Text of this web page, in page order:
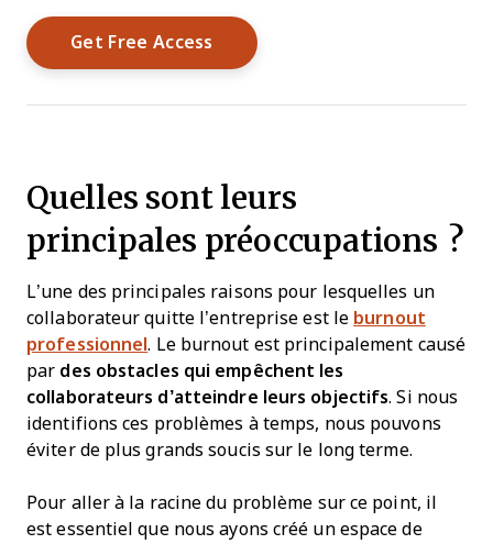
Quelles sont leurs
principales préoccupations ?
L’une des principales raisons pour lesquelles un
collaborateur quitte l’entreprise est le burnout
professionnel. Le burnout est principalement causé
par des obstacles qui empêchent les
collaborateurs d’atteindre leurs objectifs. Si nous
identifions ces problèmes à temps, nous pouvons
éviter de plus grands soucis sur le long terme.
Pour aller à la racine du problème sur ce point, il
est essentiel que nous ayons créé un espace de